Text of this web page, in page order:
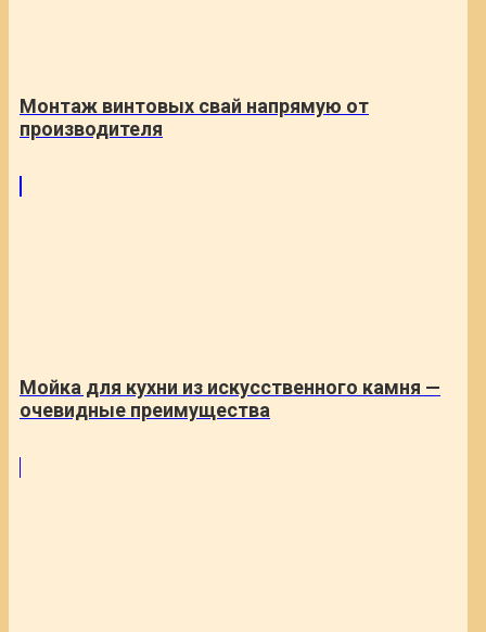
Монтаж винтовых свай напрямую от
производителя
Мойка для кухни из искусственного камня —
очевидные преимущества